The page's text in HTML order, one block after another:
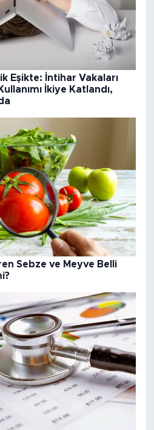
Eşikte: İntihar Vakaları
İkiye Katlandı,
Sebze ve Meyve Belli